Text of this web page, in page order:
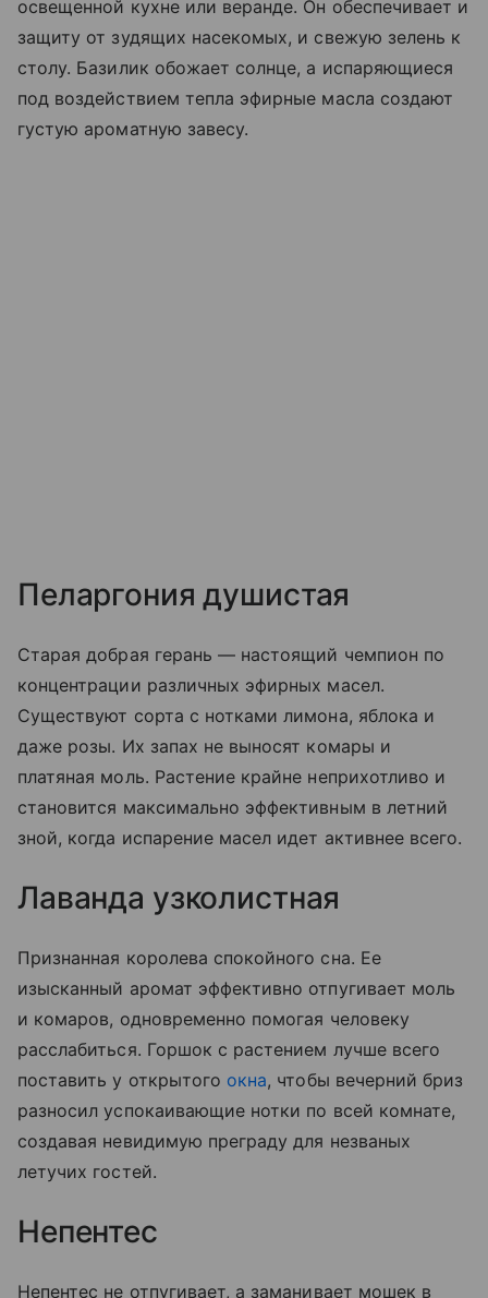
освещенной кухне или веранде. Он обеспечивает и
защиту от зудящих насекомых, и свежую зелень к
столу. Базилик обожает солнце, а испаряющиеся
под воздействием тепла эфирные масла создают
густую ароматную завесу.
Пеларгония душистая
Старая добрая герань — настоящий чемпион по
концентрации различных эфирных масел.
Существуют сорта с нотками лимона, яблока и
даже розы. Их запах не выносят комары и
платяная моль. Растение крайне неприхотливо и
становится максимально эффективным в летний
зной, когда испарение масел идет активнее всего.
Лаванда узколистная
Признанная королева спокойного сна. Ее
изысканный аромат эффективно отпугивает моль
и комаров, одновременно помогая человеку
расслабиться. Горшок с растением лучше всего
поставить у открытого окна, чтобы вечерний бриз
разносил успокаивающие нотки по всей комнате,
создавая невидимую преграду для незваных
летучих гостей.
Непентес
Непентес не отпугивает, а заманивает мошек в